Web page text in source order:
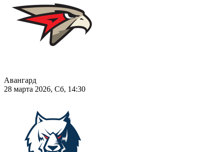
Авангард
28 марта 2026, Сб, 14:30